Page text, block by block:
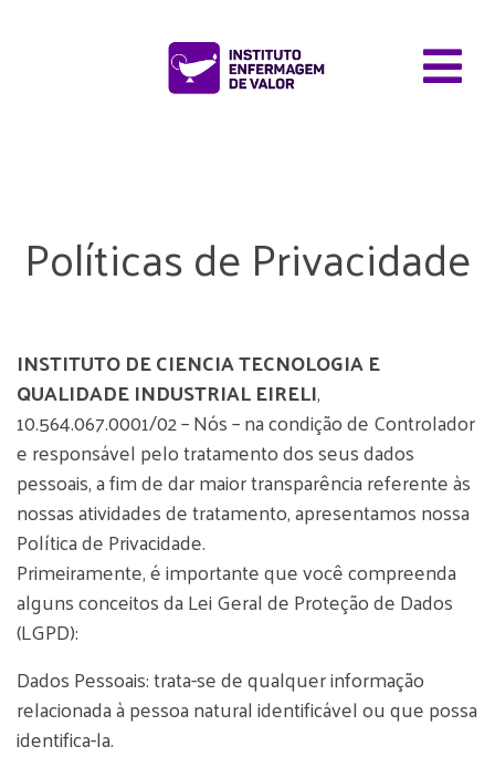
Políticas de Privacidade
INSTITUTO DE CIENCIA TECNOLOGIA E
QUALIDADE INDUSTRIALEIRELI,
10.564.067.0001/02 – Nós – na condição de Controlador
e responsável pelo tratamento dos seus dados
pessoais, a fim de dar maior transparência referente às
nossas atividades de tratamento, apresentamos nossa
Política de Privacidade.
Primeiramente, é importante que você compreenda
alguns conceitos da Lei Geral de Proteção de Dados
(LGPD):
Dados Pessoais: trata-se de qualquer informação
relacionada à pessoa natural identificável ou que possa
identifica-la.